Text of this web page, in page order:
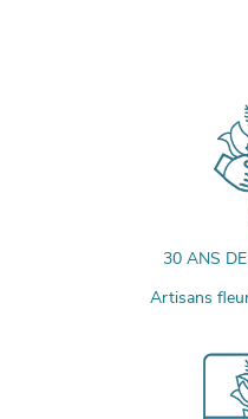
30 ANS
Artisans